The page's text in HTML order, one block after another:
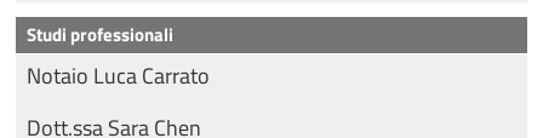
Studi professionali
Notaio Luca Carrato
Dott.ssa Sara Chen